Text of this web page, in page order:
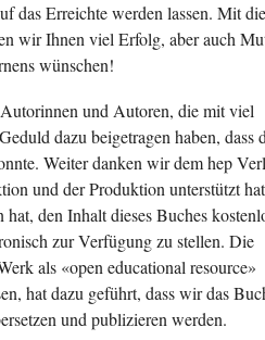
das Erreichte werden lassen. Mit
wir Ihnen viel Erfolg, aber auch
wünschen!
und Autoren, die mit viel
dazu beigetragen haben, dass
Weiter danken wir dem hep
und der Produktion unterstützt
hat, den Inhalt dieses Buches
zur Verfügung zu stellen. Die
als «open educational resource»
hat dazu geführt, dass wir das
und publizieren werden.